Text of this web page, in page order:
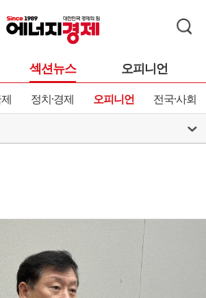
섹션뉴스 오피니언
정치·경제 오피니언 전국·사회